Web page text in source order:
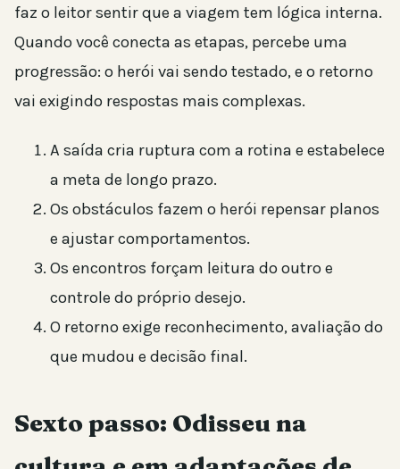
faz o leitor sentir que a viagem tem lógica interna.
Quando você conecta as etapas, percebe uma
progressão: o herói vai sendo testado, e o retorno
vai exigindo respostas mais complexas.
A saída cria ruptura com a rotina e estabelece
a meta de longo prazo.
Os obstáculos fazem o herói repensar planos
e ajustar comportamentos.
Os encontros forçam leitura do outro e
controle do próprio desejo.
O retorno exige reconhecimento, avaliação do
que mudou e decisão final.
Sexto passo: Odisseu na